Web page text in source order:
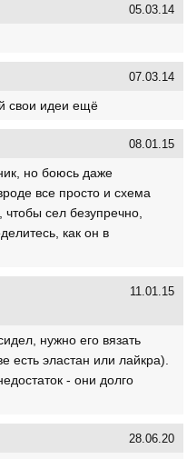
05.03.14
07.03.14
свои идеи ещё
08.01.15
но боюсь даже
все просто и схема
сел безупречно,
как он в
11.01.15
нужно его вязать
есть эластан или лайкра).
- они долго
28.06.20